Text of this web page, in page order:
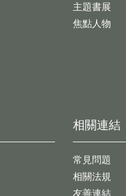
主題書展
焦點人物
相關連結
常見問題
相關法規
友善連結